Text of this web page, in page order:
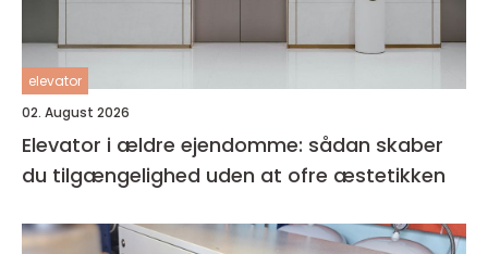
elevator
02. August 2026
Elevator i ældre ejendomme: sådan skaber
du tilgængelighed uden at ofre æstetikken